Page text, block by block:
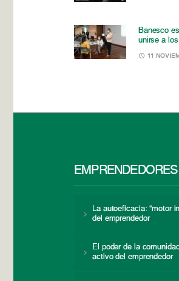
Banesco
unirse a
11
EMPRENDEDORES
La autoeficacia: “motor
del emprendedor
El poder de la
activo del emprendedor